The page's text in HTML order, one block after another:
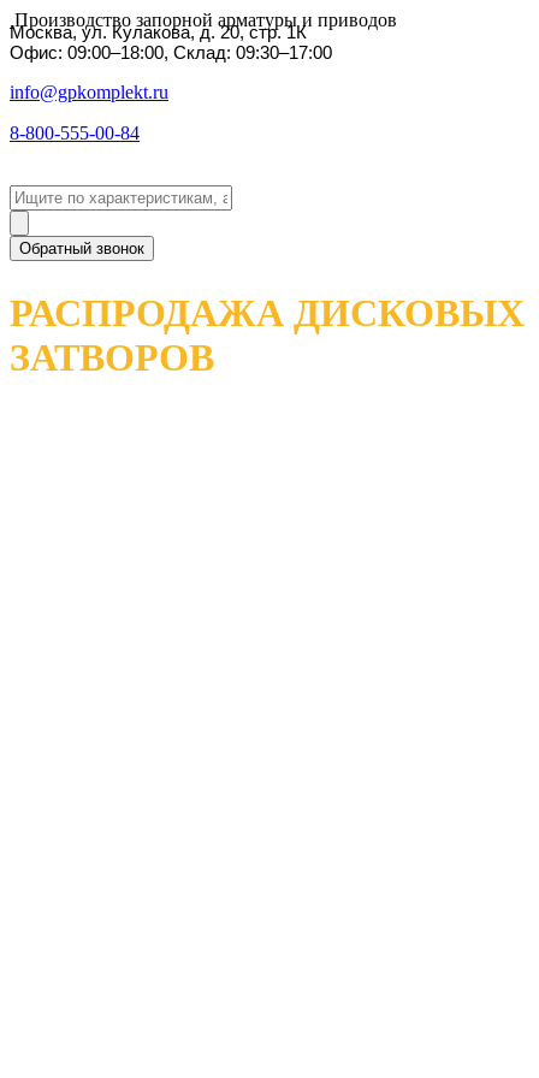
Производство запорной арматуры и приводов
Москва, ул. Кулакова, д. 20, стр. 1К
Офис: 09:00–18:00, Склад: 09:30–17:00
info@gpkomplekt.ru
8-800-555-00-84
Обратный звонок
РАСПРОДАЖА ДИСКОВЫХ
ЗАТВОРОВ